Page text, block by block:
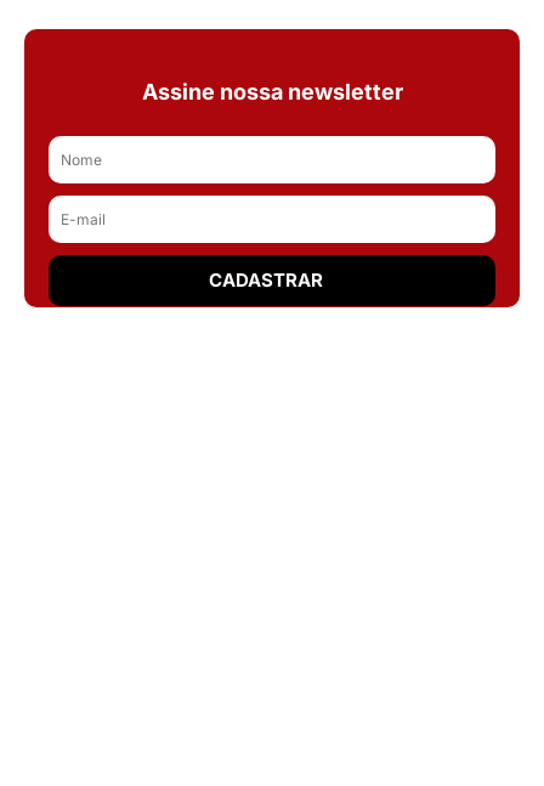
Assine nossa newsletter